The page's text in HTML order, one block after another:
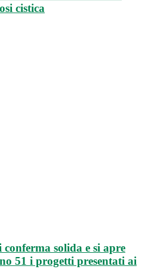
cistica
solida e si apre
51 i progetti presentati ai